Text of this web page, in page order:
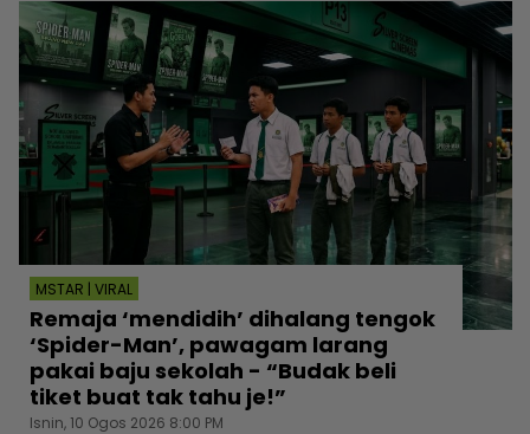
MSTAR | VIRAL
Remaja ‘mendidih’ dihalang tengok
‘Spider-Man’, pawagam larang
pakai baju sekolah - “Budak beli
tiket buat tak tahu je!”
Isnin, 10 Ogos 2026 8:00 PM